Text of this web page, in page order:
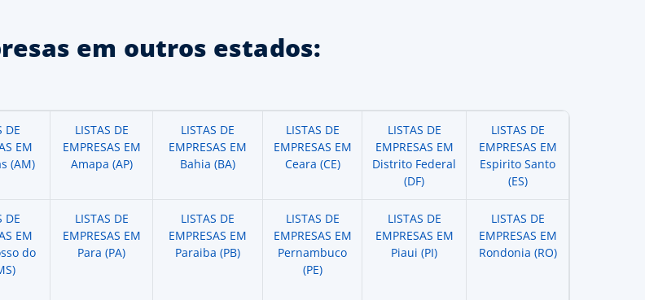
em outros estados:
DE
EM
(AM)
LISTAS DE
EMPRESAS EM
Amapa (AP)
LISTAS DE
EMPRESAS EM
Bahia (BA)
LISTAS DE
EMPRESAS EM
Ceara (CE)
LISTAS DE
EMPRESAS EM
Distrito Federal
(DF)
LISTAS DE
EMPRESAS EM
Espirito Santo
(ES)
DE
EM
do
LISTAS DE
EMPRESAS EM
Para (PA)
LISTAS DE
EMPRESAS EM
Paraiba (PB)
LISTAS DE
EMPRESAS EM
Pernambuco
(PE)
LISTAS DE
EMPRESAS EM
Piaui (PI)
LISTAS DE
EMPRESAS EM
Rondonia (RO)